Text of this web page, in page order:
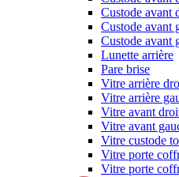
Custode avant
Custode avant
Custode avant
Lunette arrière
Pare brise
Vitre arrière
Vitre arrière
Vitre avant
Vitre avant
Vitre custode
Vitre porte
Vitre porte